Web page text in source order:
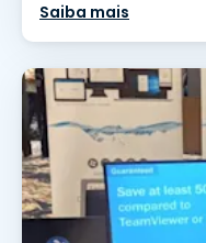
Saiba mais